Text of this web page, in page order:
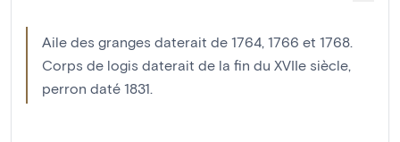
Aile des granges daterait de 1764, 1766 et 1768.
Corps de logis daterait de la fin du XVIIe siècle,
perron daté 1831.